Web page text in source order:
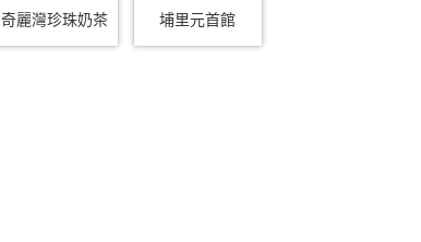
奇麗灣珍珠奶茶 埔里元首館